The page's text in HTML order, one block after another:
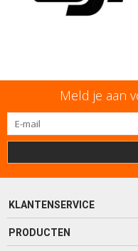
Meld je aan
KLANTENSERVICE
PRODUCTEN